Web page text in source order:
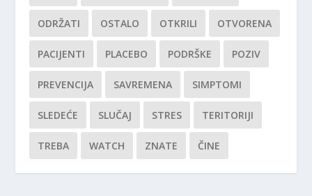
ODRŽATI OSTALO OTKRILI OTVORENA
PACIJENTI PLACEBO PODRŠKE POZIV
PREVENCIJA SAVREMENA SIMPTOMI
SLEDEĆE SLUČAJ STRES TERITORIJI
TREBA WATCH ZNATE ČINE